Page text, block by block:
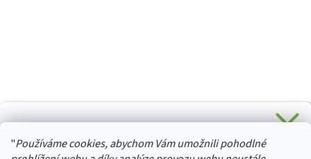
"Používáme cookies, abychom Vám umožnili pohodlné
HURTTA-COLLECTION.CZ
Stačí se přihlásit k odběru novinek z našeho obchodu a je
Vaše :)